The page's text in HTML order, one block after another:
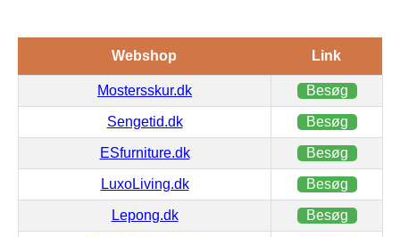
Webshop Link
Mostersskur.dk Besøg
Sengetid.dk Besøg
ESfurniture.dk Besøg
LuxoLiving.dk Besøg
Lepong.dk Besøg